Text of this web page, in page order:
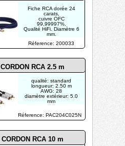
Fiche RCA dorée 24
carats,
cuivre OFC
99,99997%,
Qualité HiFi. Diamètre 6
mm.
qualité: standard
longueur: 2.50 m
AWG: 28
diamètre extérieur: 5.0
mm
Réference: 200033
Réference: PAC204C025N
CORDON RCA 2.5 m
CORDON RCA 10 m